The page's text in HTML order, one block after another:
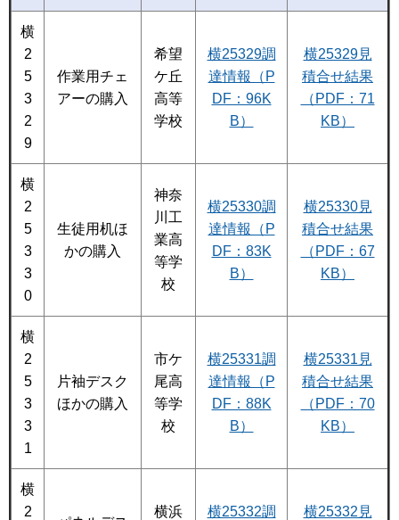
横
2
5
3
2
9
作業用チェ
アーの購入
希望
ケ丘
高等
学校
横25329調
達情報（P
DF：96K
B）
横25329見
積合せ結果
（PDF：71
KB）
横
2
5
3
3
0
生徒用机ほ
かの購入
神奈
川工
業高
等学
校
横25330調
達情報（P
DF：83K
B）
横25330見
積合せ結果
（PDF：67
KB）
横
2
5
3
3
1
片袖デスク
ほかの購入
市ケ
尾高
等学
校
横25331調
達情報（P
DF：88K
B）
横25331見
積合せ結果
（PDF：70
KB）
横
2
横浜 横25332調 横25332見